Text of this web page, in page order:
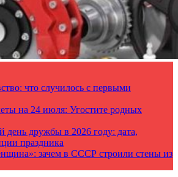
что случилось с первыми
на 24 июля: Угостите родных
дружбы в 2026 году: дата,
праздника
зачем в СССР строили стены из